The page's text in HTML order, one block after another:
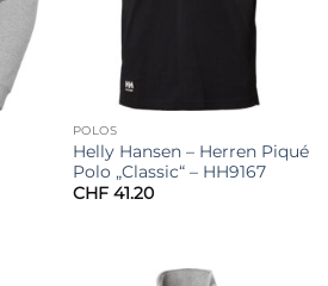
POLOS
Helly Hansen – Herren Piqué
Polo „Classic“ – HH9167
CHF41.20